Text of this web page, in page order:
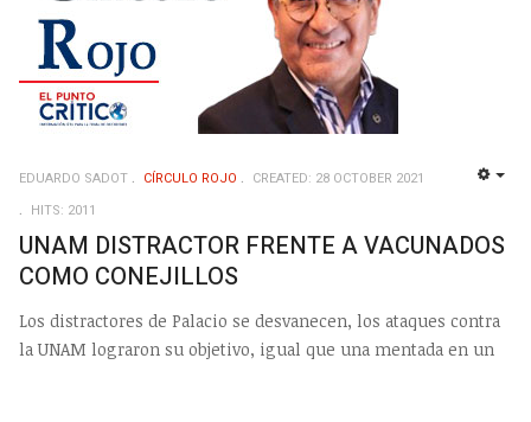
EDUARDO SADOT CÍRCULO ROJO
CREATED: 28 OCTOBER 2021
HITS: 2011
UNAM DISTRACTOR FRENTE A VACUNADOS
COMO CONEJILLOS
Los distractores de Palacio se desvanecen, los ataques contra
la UNAM lograron su objetivo, igual que una mentada en un